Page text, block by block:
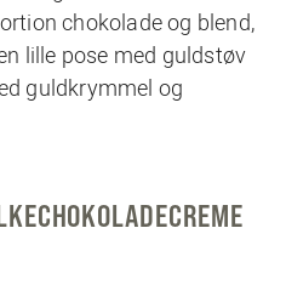
chokolade og blend,
lille pose med guldstøv
guldkrymmel og